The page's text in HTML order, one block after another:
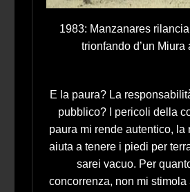
1983: Manzanares
trionfando d’un Miura
E la paura? La
pubblico? I pericoli della
paura mi rende autentico, la
aiuta a tenere i piedi per
sarei vacuo. Per
concorrenza, non mi stimola